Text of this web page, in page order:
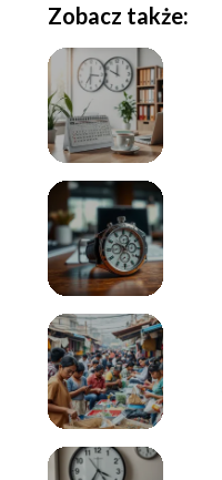
Zobacz także: